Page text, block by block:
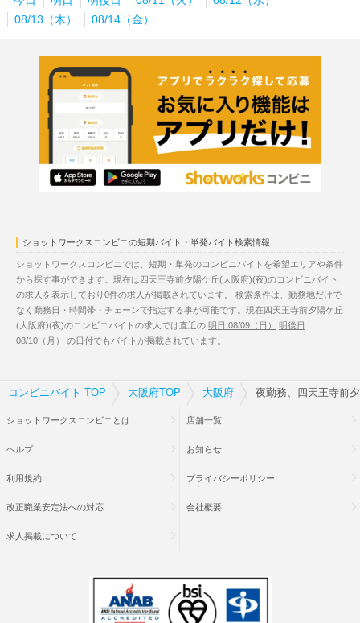
08/13（木）
08/14（金）
ショットワークスコンビニの短期バイト・単発バイト検索情報
ショットワークスコンビニでは、短期・単発のコンビニバイトを希望エリアや条件
から探す事ができます。現在は四天王寺前夕陽ケ丘(大阪府)(夜)のコンビニバイト
の求人を表示しており0件の求人が掲載されています。 検索条件は、勤務地だけで
なく勤務日・時間帯・チェーンで指定する事が可能です。現在四天王寺前夕陽ケ丘
(大阪府)(夜)のコンビニバイトの求人では直近の 明日 08/09（日）
明後日
08/10（月）
の日付でもバイトが掲載されています。
コンビニバイト TOP 大阪府TOP 大阪府 夜勤務、四天王寺前
ショットワークスコンビニとは 店舗一覧
ヘルプ お知らせ
利用規約 プライバシーポリシー
改正職業安定法への対応 会社概要
求人掲載について